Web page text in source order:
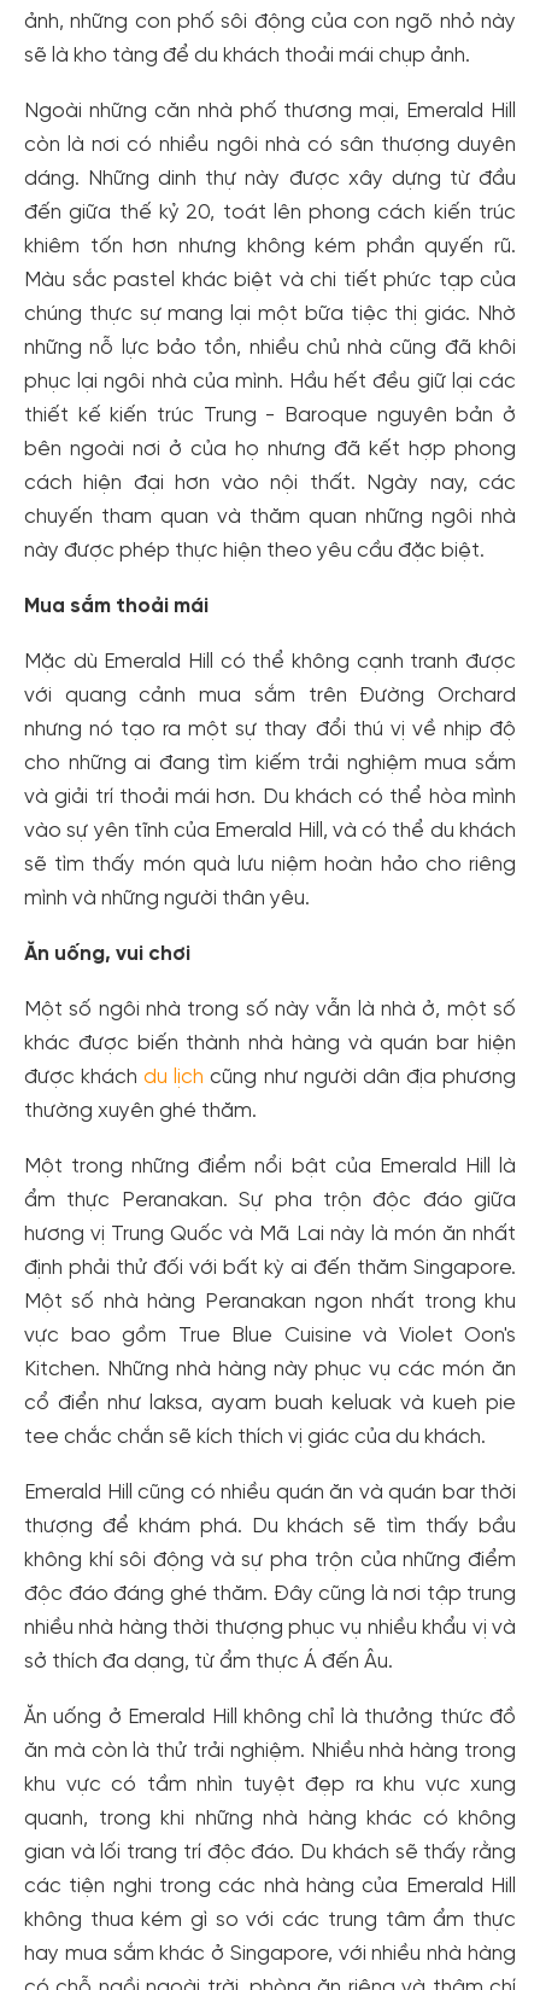
ảnh, những con phố sôi động của con ngõ nhỏ này
sẽ là kho tàng để du khách thoải mái chụp ảnh.
Ngoài những căn nhà phố thương mại, Emerald Hill
còn là nơi có nhiều ngôi nhà có sân thượng duyên
dáng. Những dinh thự này được xây dựng từ đầu
đến giữa thế kỷ 20, toát lên phong cách kiến ​​trúc
khiêm tốn hơn nhưng không kém phần quyến rũ.
Màu sắc pastel khác biệt và chi tiết phức tạp của
chúng thực sự mang lại một bữa tiệc thị giác. Nhờ
những nỗ lực bảo tồn, nhiều chủ nhà cũng đã khôi
phục lại ngôi nhà của mình. Hầu hết đều giữ lại các
thiết kế kiến ​​trúc Trung - Baroque nguyên bản ở
bên ngoài nơi ở của họ nhưng đã kết hợp phong
cách hiện đại hơn vào nội thất. Ngày nay, các
chuyến tham quan và thăm quan những ngôi nhà
này được phép thực hiện theo yêu cầu đặc biệt.
Mua sắm thoải mái
Mặc dù Emerald Hill có thể không cạnh tranh được
với quang cảnh mua sắm trên Đường Orchard
nhưng nó tạo ra một sự thay đổi thú vị về nhịp độ
cho những ai đang tìm kiếm trải nghiệm mua sắm
và giải trí thoải mái hơn. Du khách có thể hòa mình
vào sự yên tĩnh của Emerald Hill, và có thể du khách
sẽ tìm thấy món quà lưu niệm hoàn hảo cho riêng
mình và những người thân yêu.
Ăn uống, vui chơi
Một số ngôi nhà trong số này vẫn là nhà ở, một số
khác được biến thành nhà hàng và quán bar hiện
được kháchdu lịch cũng như người dân địa phương
thường xuyên ghé thăm.
Một trong những điểm nổi bật của Emerald Hill là
ẩm thực Peranakan. Sự pha trộn độc đáo giữa
hương vị Trung Quốc và Mã Lai này là món ăn nhất
định phải thử đối với bất kỳ ai đến thăm Singapore.
Một số nhà hàng Peranakan ngon nhất trong khu
vực bao gồm True Blue Cuisine và Violet Oon's
Kitchen. Những nhà hàng này phục vụ các món ăn
cổ điển như laksa, ayam buah keluak và kueh pie
tee chắc chắn sẽ kích thích vị giác của du khách.
Emerald Hill cũng có nhiều quán ăn và quán bar thời
thượng để khám phá. Du khách sẽ tìm thấy bầu
không khí sôi động và sự pha trộn của những điểm
độc đáo đáng ghé thăm. Đây cũng là nơi tập trung
nhiều nhà hàng thời thượng phục vụ nhiều khẩu vị và
sở thích đa dạng, từ ẩm thực Á đến Âu.
Ăn uống ở Emerald Hill không chỉ là thưởng thức đồ
ăn mà còn là thử trải nghiệm. Nhiều nhà hàng trong
khu vực có tầm nhìn tuyệt đẹp ra khu vực xung
quanh, trong khi những nhà hàng khác có không
gian và lối trang trí độc đáo. Du khách sẽ thấy rằng
các tiện nghi trong các nhà hàng của Emerald Hill
không thua kém gì so với các trung tâm ẩm thực
hay mua sắm khác ở Singapore, với nhiều nhà hàng
Tạo tài khoản nhanh - nhận nhiều ưu
đãi!
Tạo tài khoản để có thểnhận ngay các ưu đãihấp dẫn
dành cho thành viên đến từ các đối tác của Gody.vn dành